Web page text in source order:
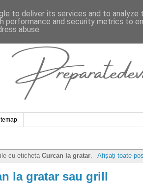
cu etichetaCurcan la gratar. Afișați toate
la gratar sau grill
to deliver its services and to analyze
performance and security metrics to
abuse.